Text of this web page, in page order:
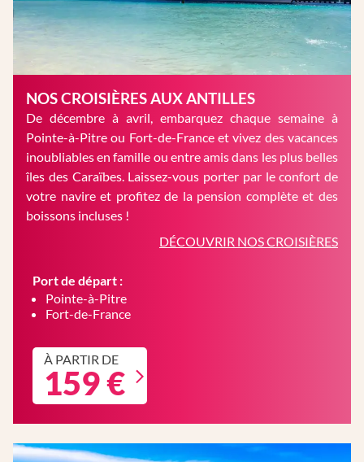
NOS CROISIÈRES AUX ANTILLES
De décembre à avril, embarquez chaque semaine à
Pointe-à-Pitre ou Fort-de-France et vivez des vacances
inoubliables en famille ou entre amis dans les plus belles
îles des Caraïbes. Laissez-vous porter par le confort de
votre navire et profitez de la pension complète et des
boissons incluses !
DÉCOUVRIR NOS CROISIÈRES
Port de départ :
Pointe-à-Pitre
Fort-de-France
À PARTIR DE
159 €